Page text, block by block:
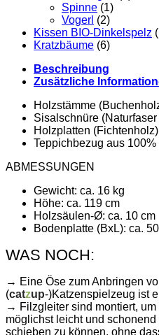
Spinne (1)
Vogerl (2)
Kissen BIO-Dinkelspelz
Kratzbäume (6)
Beschreibung
Zusätzliche
Holzstämme
Sisalschnüre (Naturfaser
Holzplatten
Teppichbezug aus
ABMESSUNGEN
Gewicht: ca. 16 kg
Höhe: ca. 119 cm
Holzsäulen-Ø: ca. 10 cm
Bodenplatte (BxL): ca.
WAS NOCH:
→ Eine Öse zum Anbringen
(catzup-)Katzenspielzeug ist
→ Filzgleiter sind montiert, um
möglichst leicht und
schieben zu können, ohne